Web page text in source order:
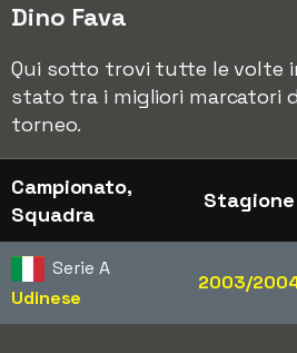
Dino Fava
Qui sotto trovi tutte le volte
stato tra i migliori marcatori
torneo.
Campionato,
Squadra
Stagione
Serie A
Udinese
2003/